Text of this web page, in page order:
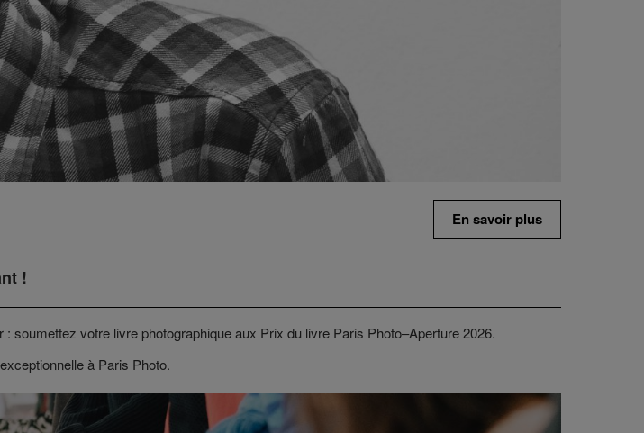
En savoir plus
!
votre livre photographique aux Prix du livre Paris Photo–Aperture 2026.
à Paris Photo.